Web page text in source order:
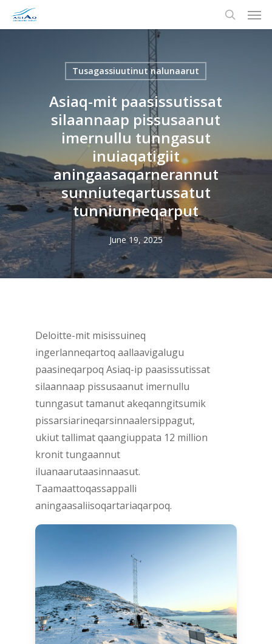
search
Tusagassiuutinut nalunaarut
Asiaq-mit paasissutissat
silaannaap pissusaanut
imernullu tunngasut
inuiaqatigiit
aningaasaqarnerannut
sunniuteqartussatut
tunniunneqarput
June 19, 2025
Deloitte-mit misissuineq
ingerlanneqartoq aallaavigalugu
paasineqarpoq Asiaq-ip paasissutissat
silaannaap pissusaanut imernullu
tunngasuttamanutakeqanngitsumik
pissarsiarineqarsinnaalersippagut,
ukiuttallimatqaangiuppata 12 million
kronittungaannut
iluanaarutaasinnaasut.
Taamaattoqassappalli
aningaasaliisoqartariaqarpoq.